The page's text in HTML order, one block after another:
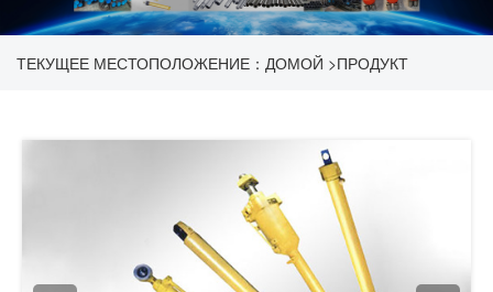
ТЕКУЩЕЕ МЕСТОПОЛОЖЕНИЕ： ДОМОЙ >ПРОДУКТ